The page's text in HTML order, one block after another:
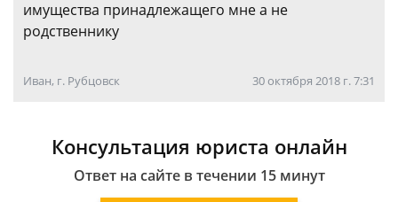
имущества принадлежащего мне а не
родственнику
Иван, г. Рубцовск 30 октября 2018 г. 7:31
Консультация юриста онлайн
Ответ на сайте в течении 15 минут